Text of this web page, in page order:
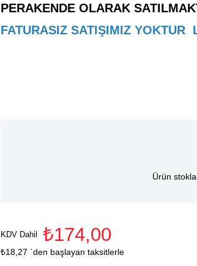
PERAKENDE OLARAK
FATURASIZ SATIŞIMIZ
Ürün
KDV Dahil ₺174,00
₺18,27 `den başlayan taksitlerle